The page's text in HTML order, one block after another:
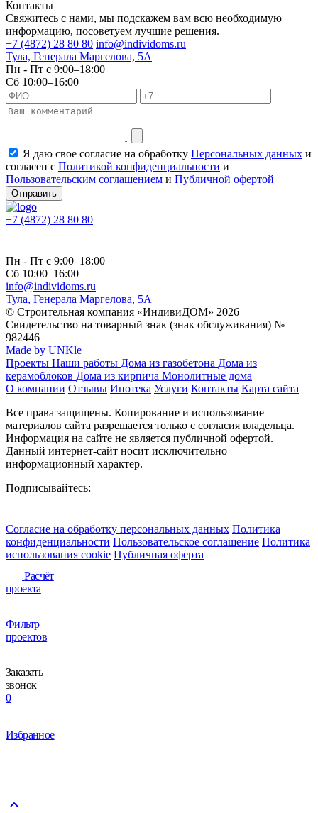
Контакты
Свяжитесь с нами, мы подскажем вам всю необходимую
информацию, посоветуем лучшие решения.
+7 (4872) 28 80 80 info@individoms.ru
Тула, Генерала Маргелова, 5А
Пн - Пт с 9:00–18:00
Сб 10:00–16:00
Я даю свое согласие на обработку Персональных данных и
согласен с Политикой конфиденциальности и
Пользовательским соглашением и Публичной офертой
Отправить
+7 (4872) 28 80 80
Пн - Пт с 9:00–18:00
Сб 10:00–16:00
info@individoms.ru
Тула, Генерала Маргелова, 5А
© Строительная компания «ИндивиДОМ» 2026
Свидетельство на товарный знак (знак обслуживания) №
982446
Made by UNKle
Проекты Наши работы Дома из газобетона Дома из
керамоблоков Дома из кирпича Монолитные дома
О компании Отзывы Ипотека Услуги Контакты Карта сайта
Все права защищены. Копирование и использование
материалов сайта разрешается только с согласия владельца.
Информация на сайте не является публичной офертой.
Данный интернет-сайт носит исключительно
информационный характер.
Подписывайтесь:
Согласие на обработку персональных данных Политика
конфиденциальности Пользовательское соглашение Политика
использования сookie Публичная оферта
Расчёт
проекта
Фильтр
проектов
Заказать
звонок
0
Избранное